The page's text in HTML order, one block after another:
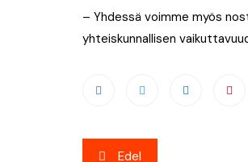
– Yhdessä voimme myös
yhteiskunnallisen
Artikkelien
Edel